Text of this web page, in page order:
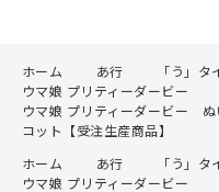
ホーム あ行
「う」
ウマ娘 プリティーダービー
ウマ娘 プリティーダービー
コット【受注生産商品】
ホーム
あ行
「う」
ウマ娘 プリティーダービー